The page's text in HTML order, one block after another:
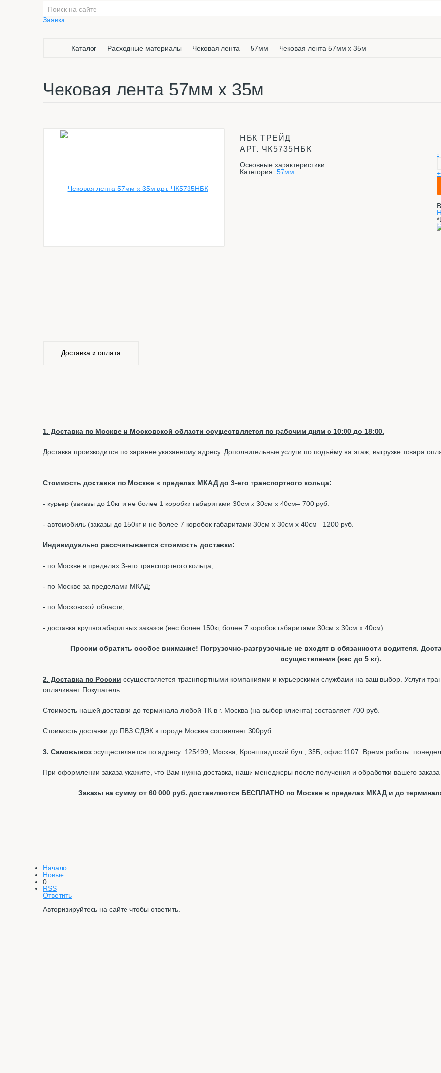
Заявка
Каталог Расходные материалы Чековая лента 57мм Чековая лента 57мм х 35м
Чековая лента 57мм х 35м
НБК ТРЕЙД
АРТ. ЧК5735НБК
Основные характеристики:
Категория: 57мм
-
+
Доставка и оплата
1. Доставка по Москве и Московской области осуществляется по рабочим дням с 10:00 до 18:00.
Доставка производится по заранее указанному адресу. Дополнительные услуги по подъёму на этаж, выгрузке товара
Стоимость доставки по Москве в пределах МКАД до 3-его транспортного кольца:
- курьер (заказы до 10кг и не более 1 коробки габаритами 30см х 30см х 40см– 700 руб.
- автомобиль (заказы до 150кг и не более 7 коробок габаритами 30см х 30см х 40см– 1200 руб.
Индивидуально рассчитывается стоимость доставки:
- по Москве в пределах 3-его транспортного кольца;
- по Москве за пределами МКАД;
- по Московской области;
- доставка крупногабаритных заказов (вес более 150кг, более 7 коробок габаритами 30см х 30см х 40см).
Просим обратить особое внимание! Погрузочно-разгрузочные не входят в обязанности водителя.
осуществления (вес до 5 кг).
2. Доставка по России осуществляется траснпортными компаниями и курьерскими службами на ваш выбор. Услуги
оплачивает Покупатель.
Стоимость нашей доставки до терминала любой ТК в г. Москва (на выбор клиента) составляет 700 руб.
Стоимость доставки до ПВЗ СДЭК в городе Москва составляет 300руб
3. Самовывоз осуществляется по адресу: 125499, Москва, Кронштадтский бул., 35Б, офис 1107. Время работы:
При оформлении заказа укажите, что Вам нужна доставка, наши менеджеры после получения и обработки вашего
Заказы на сумму от 60 000 руб. доставляются БЕСПЛАТНО по Москве в пределах МКАД и до
Начало
Новые
0
RSS
Ответить
Авторизируйтесь на сайте чтобы ответить.